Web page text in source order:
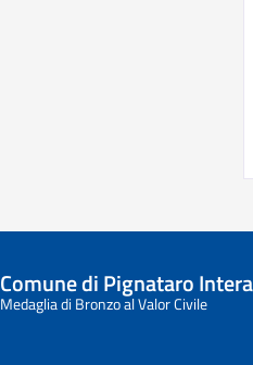
Comune di Pignataro
Medaglia di Bronzo al Valor Civile